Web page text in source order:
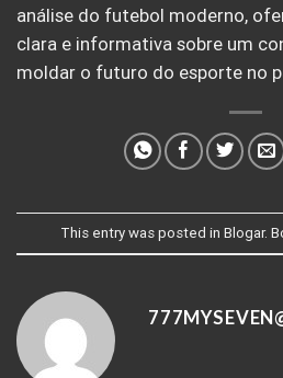
análise do futebol moderno,
clara e informativa sobre um
moldar o futuro do esporte no
This entry was posted in Blogar.